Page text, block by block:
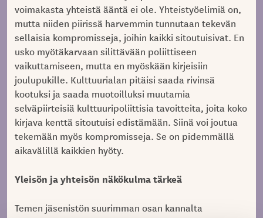
voimakasta yhteistä ääntä ei ole. Yhteistyöelimiä on,
mutta niiden piirissä harvemmin tunnutaan tekevän
sellaisia kompromisseja, joihin kaikki sitoutuisivat. En
usko myötäkarvaan silittävään poliittiseen
vaikuttamiseen, mutta en myöskään kirjeisiin
joulupukille. Kulttuurialan pitäisi saada rivinsä
kootuksi ja saada muotoilluksi muutamia
selväpiirteisiä kulttuuripoliittisia tavoitteita, joita koko
kirjava kenttä sitoutuisi edistämään. Siinä voi joutua
tekemään myös kompromisseja. Se on pidemmällä
aikavälillä kaikkien hyöty.
Yleisön ja yhteisön näkökulma tärkeä
Temen jäsenistön suurimman osan kannalta